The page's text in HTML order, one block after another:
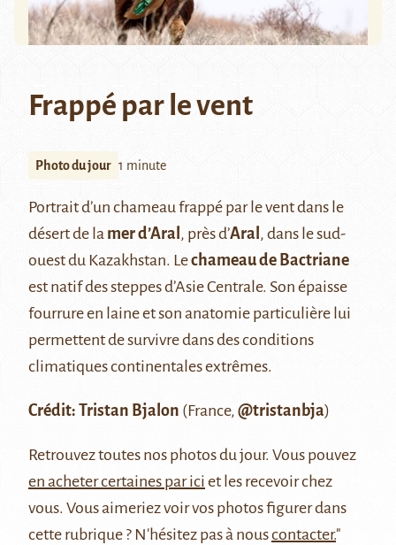
Frappé par le vent
Photo du jour 1 minute
Portrait d’un chameau frappé par le vent dans le
désert de la mer d’Aral, près d’Aral, dans le sud-
ouest du Kazakhstan. Lechameau de Bactriane
est natif des steppes d’Asie Centrale. Son épaisse
fourrure en laine et son anatomie particulière lui
permettent de survivre dans des conditions
climatiques continentales extrêmes.
Crédit: Tristan Bjalon (France, @tristanbja)
Retrouveztoutes nos photos du jour. Vous pouvez
en acheter certaines par ici et les recevoir chez
vous. Vous aimeriez voir vos photos figurer dans
cette rubrique ? N'hésitez pas à nouscontacter."